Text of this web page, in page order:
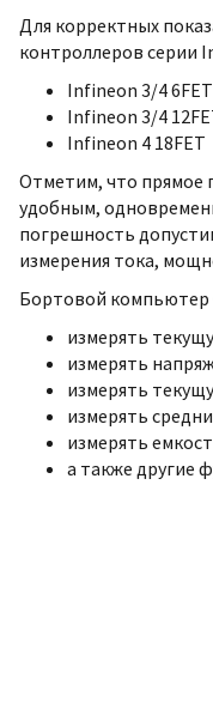
Для корректных
контроллеров серии
Infineon 3/4
Infineon 3/4
Infineon 4
Отметим, что прямое
удобным,
погрешность
измерения тока,
Бортовой компьютер
измерять
измерять
измерять
измерять
измерять
а также другие